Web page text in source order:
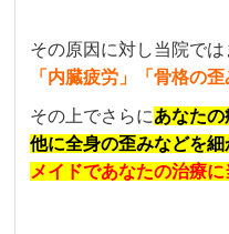
その原因に対し当院では
「内臓疲労」「骨格の
その上でさらにあなた
他に全身の歪みなどを細
メイドであなたの治療に